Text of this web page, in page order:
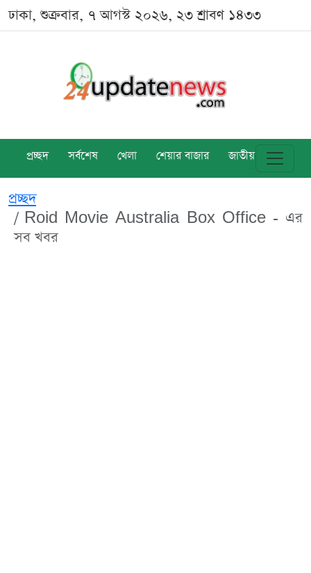
ঢাকা, শুক্রবার, ৭ আগস্ট ২০২৬, ২৩ শ্রাবণ ১৪৩৩
প্রচ্ছদ সর্বশেষ খেলা শেয়ার বাজার জাতীয় বিশ্ব
প্রচ্ছদ
Roid Movie Australia Box Office - এর
সব খবর